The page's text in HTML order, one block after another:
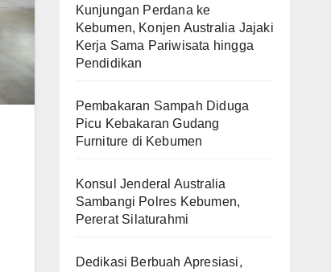
Kunjungan Perdana ke
Kebumen, Konjen Australia Jajaki
Kerja Sama Pariwisata hingga
Pendidikan
Pembakaran Sampah Diduga
Picu Kebakaran Gudang
Furniture di Kebumen
Konsul Jenderal Australia
Sambangi Polres Kebumen,
Pererat Silaturahmi
Dedikasi Berbuah Apresiasi,